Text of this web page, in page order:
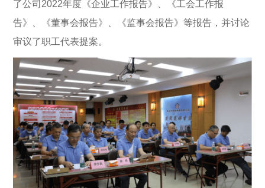
了公司2022年度《企业工作报告》、《工会工作报
告》、《董事会报告》、《监事会报告》等报告，并讨论
审议了职工代表提案。